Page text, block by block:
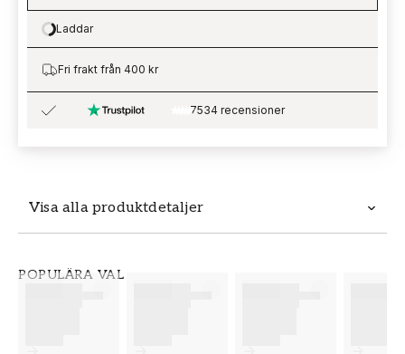
Visa alla produktdetaljer
POPULÄRA VAL
Loading…
Laddar
Fri frakt från 400 kr
7534 recensioner